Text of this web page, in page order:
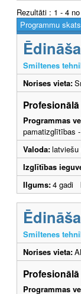
Rezultāti : 1 - 4
Programmu skats
Smiltenes
Norises vieta:
Programmas
pamatizglītības
Valoda:latviešu
Izglītības
Ilgums:4 gadi
Smiltenes
Norises vieta:
Programmas